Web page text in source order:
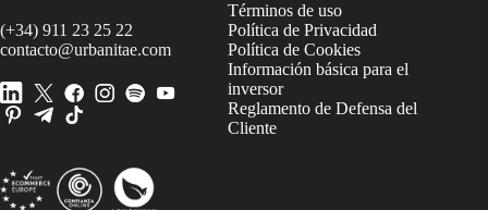
(+34) 911 23 25 22
contacto@urbanitae.com
Términos de uso
Política de Privacidad
Política de Cookies
Información básica para el
inversor
Reglamento de Defensa del
Cliente